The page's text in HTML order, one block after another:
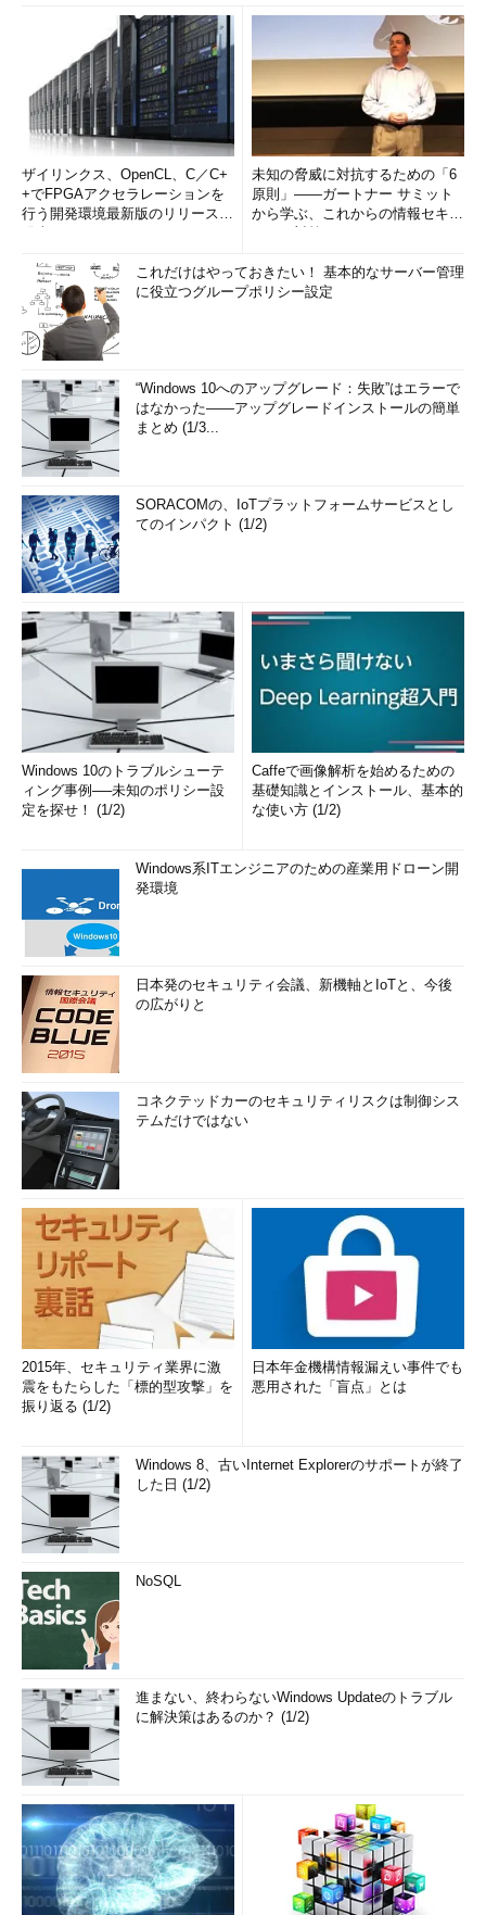
ザイリンクス、OpenCL、C／C+
+でFPGAアクセラレーションを
行う開発環境最新版のリリースを
未知の脅威に対抗するための「6
原則」――ガートナー サミット
から学ぶ、これからの情報セキュ
これだけはやっておきたい！ 基本的なサーバー管理
に役立つグループポリシー設定
“Windows 10へのアップグレード：失敗”はエラーで
はなかった――アップグレードインストールの簡単
まとめ (1/3...
SORACOMの、IoTプラットフォームサービスとし
てのインパクト (1/2)
Windows 10のトラブルシューテ
ィング事例──未知のポリシー設
定を探せ！ (1/2)
Caffeで画像解析を始めるための
基礎知識とインストール、基本的
な使い方 (1/2)
Windows系ITエンジニアのための産業用ドローン開
発環境
日本発のセキュリティ会議、新機軸とIoTと、今後
の広がりと
コネクテッドカーのセキュリティリスクは制御シス
テムだけではない
2015年、セキュリティ業界に激
震をもたらした「標的型攻撃」を
振り返る (1/2)
日本年金機構情報漏えい事件でも
悪用された「盲点」とは
Windows 8、古いInternet Explorerのサポートが終了
した日 (1/2)
NoSQL
進まない、終わらないWindows Updateのトラブル
に解決策はあるのか？ (1/2)